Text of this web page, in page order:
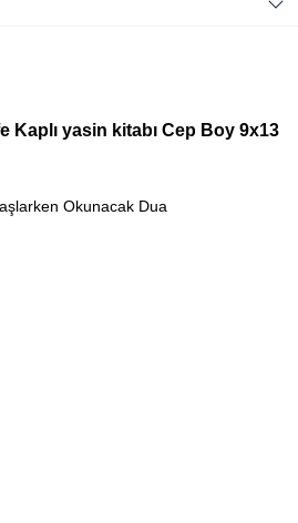
Kaplı yasin kitabı Cep Boy 9x13
Okunacak Dua